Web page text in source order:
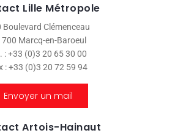
Lille Métropole
Boulevard Clémenceau
700 Marcq-en-Baroeul
: +33 (0)3 20 65 30 00
: +33 (0)3 20 72 59 94
Envoyer un mail
Artois-Hainaut